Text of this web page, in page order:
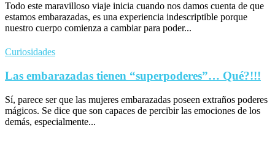
Todo este maravilloso viaje inicia cuando nos damos cuenta de que
estamos embarazadas, es una experiencia indescriptible porque
nuestro cuerpo comienza a cambiar para poder...
Curiosidades
Las embarazadas tienen “superpoderes”… Qué?!!!
Sí, parece ser que las mujeres embarazadas poseen extraños poderes
mágicos. Se dice que son capaces de percibir las emociones de los
demás, especialmente...